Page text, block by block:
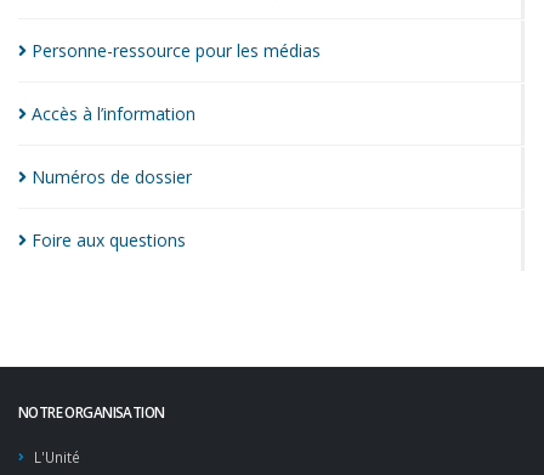
Personne-ressource pour les médias
Accès à l’information
Numéros de dossier
Foire aux questions
NOTRE ORGANISATION
L'Unité